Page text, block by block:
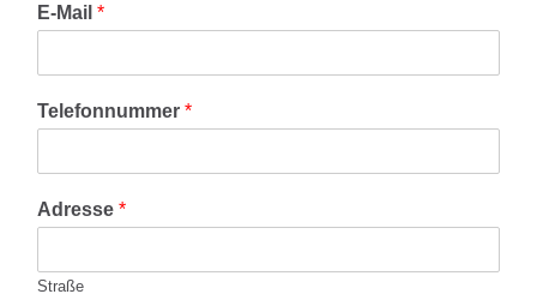
E-Mail *
Telefonnummer *
Adresse *
Straße